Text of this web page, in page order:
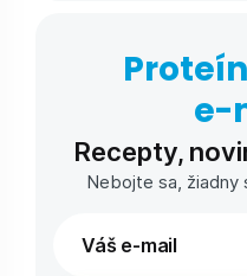
e-⁠
Recepty,
Nebojte sa, žiadny